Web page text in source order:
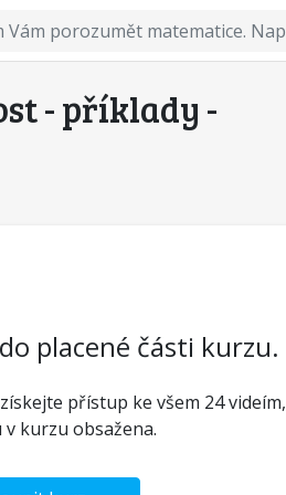
- příklady -
placené části kurzu.
přístup ke všem 24 videím,
kurzu obsažena.